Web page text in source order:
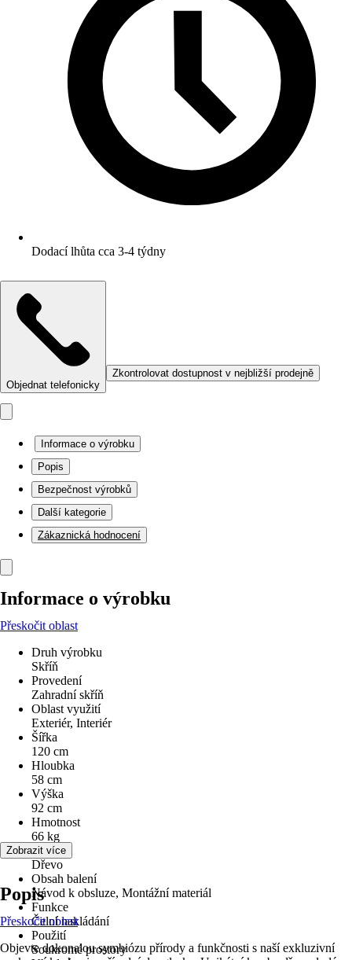
Dodací lhůta cca 3-4 týdny
Objednat telefonicky
Zkontrolovat dostupnost v nejbližší prodejně
Informace o výrobku
Popis
Bezpečnost výrobků
Další kategorie
Zákaznická hodnocení
Informace o výrobku
Přeskočit oblast
Druh výrobku
Skříň
Provedení
Zahradní skříň
Oblast využití
Exteriér, Interiér
Šířka
120 cm
Hloubka
58 cm
Výška
92 cm
Hmotnost
66 kg
Materiál
Dřevo
Obsah balení
Návod k obsluze, Montážní materiál
Funkce
Čelní nakládání
Použití
Soukromé prostory
Zobrazit více
Popis
Přeskočit oblast
Objevte dokonalou symbiózu přírody a funkčnosti s naší exkluzivní